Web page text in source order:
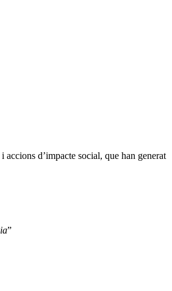
d’impacte social, que han generat
”